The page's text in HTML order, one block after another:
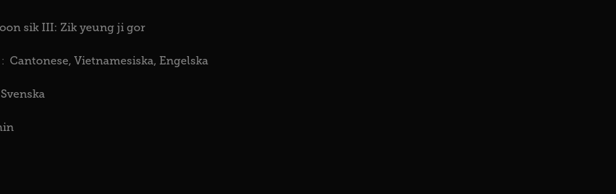
sik III: Zik yeung ji gor
Cantonese Vietnamesiska Engelska
Svenska